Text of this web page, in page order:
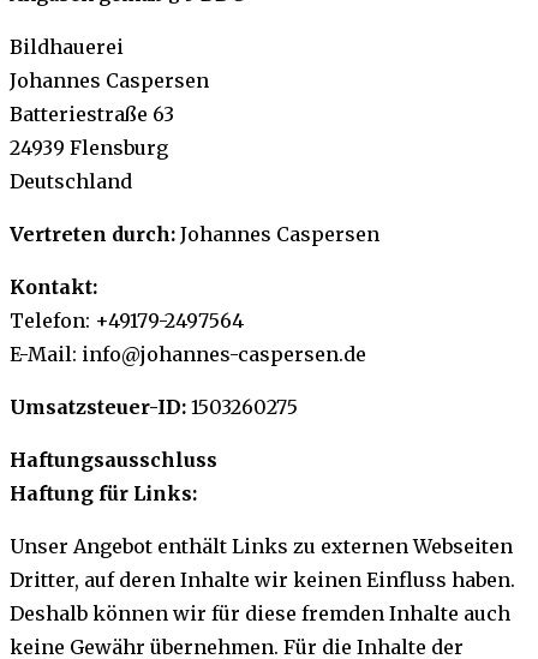
Bildhauerei
Johannes Caspersen
Batteriestraße 63
24939 Flensburg
Deutschland
Vertreten durch: Johannes Caspersen
Kontakt:
Telefon: +49179-2497564
E-Mail: info@johannes-caspersen.de
Umsatzsteuer-ID: 1503260275
Haftungsausschluss
Haftung für Links:
Unser Angebot enthält Links zu externen Webseiten
Dritter, auf deren Inhalte wir keinen Einfluss haben.
Deshalb können wir für diese fremden Inhalte auch
keine Gewähr übernehmen. Für die Inhalte der